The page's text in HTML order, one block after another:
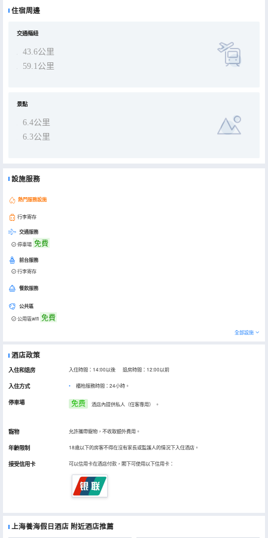
住宿周邊
交通樞紐
43.6公里
59.1公里
景點
6.4公里
6.3公里
設施服務
熱門服務設施
行李寄存
交通服務
停車場 免費
前台服務
行李寄存
餐飲服務
公共區
公用區wifi 免費
全部設施
酒店政策
入住和退房 入住時間：14:00以後 退房時間：12:00以前
入住方式 櫃枱服務時間：24小時。
停車場 免费 酒店內提供私人（住客專用） 。
寵物 允許攜帶寵物，不收取額外費用。
年齡限制 18歲以下的房客不得在沒有家長或監護人的情況下入住酒店。
接受信用卡 可以信用卡在酒店付款，閣下可使用以下信用卡：
上海養海假日酒店 附近酒店推薦